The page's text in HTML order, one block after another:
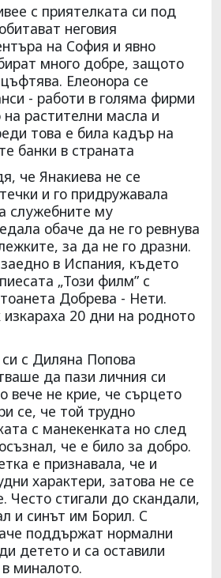
с приятелката си под
неговия
на София и явно
много добре, защото
Елеонора се
- работи в голяма фирми
на растителни масла и
това е била кадър на
банки в страната
че Янакиева не се
и го придружавала
служебните му
обаче да не го ревнува
за да не го дразни.
в Испания, където
„Този филм” с
Добрева - Нети.
20 дни на родното
с Диляна Попова
да пази личния си
вече не крие, че сърцето
се, че той трудно
с манекенката но след
че е било за добро.
е признавала, че и
характери, затова не се
Често стигали до скандали,
и синът им Борил. С
поддържат нормални
детето и са оставили
миналото.